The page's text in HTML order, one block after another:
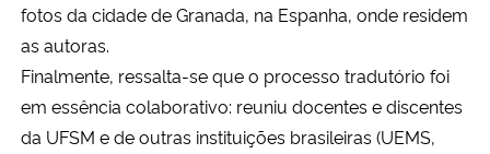
fotos da cidade de Granada, na Espanha, onde residem
as autoras.
Finalmente, ressalta-se que o processo tradutório foi
em essência colaborativo: reuniu docentes e discentes
da UFSM e de outras instituições brasileiras (UEMS,